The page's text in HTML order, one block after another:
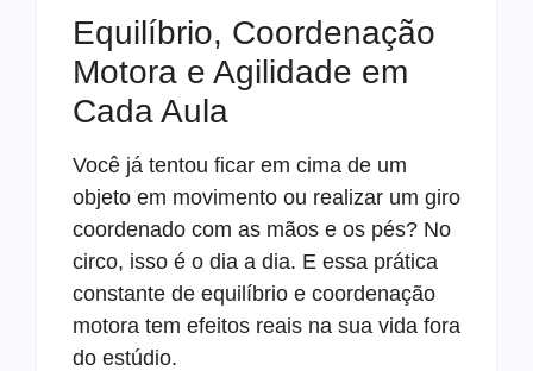
Equilíbrio, Coordenação
Motora e Agilidade em
Cada Aula
Você já tentou ficar em cima de um
objeto em movimento ou realizar um giro
coordenado com as mãos e os pés? No
circo, isso é o dia a dia. E essa prática
constante de equilíbrio e coordenação
motora tem efeitos reais na sua vida fora
do estúdio.